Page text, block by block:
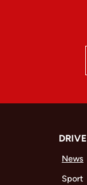
DRIVE
News
Sport